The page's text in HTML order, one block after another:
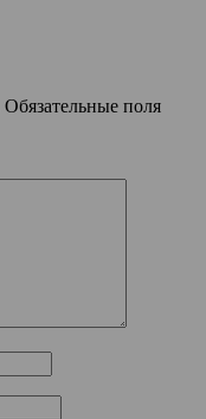
Обязательные поля